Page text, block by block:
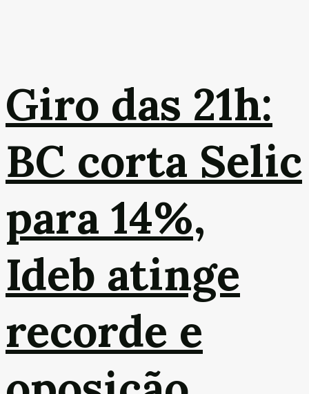
Giro das 21h:
BC corta Selic
para 14%,
Ideb atinge
recorde e